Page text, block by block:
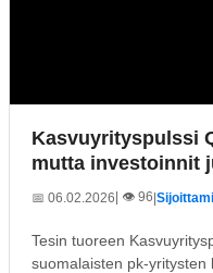
Kasvuyrityspulssi
mutta investoinnit
📅 06.02.2026| 👁️ 96
Tesin tuoreen
suomalaisten pk-yritysten